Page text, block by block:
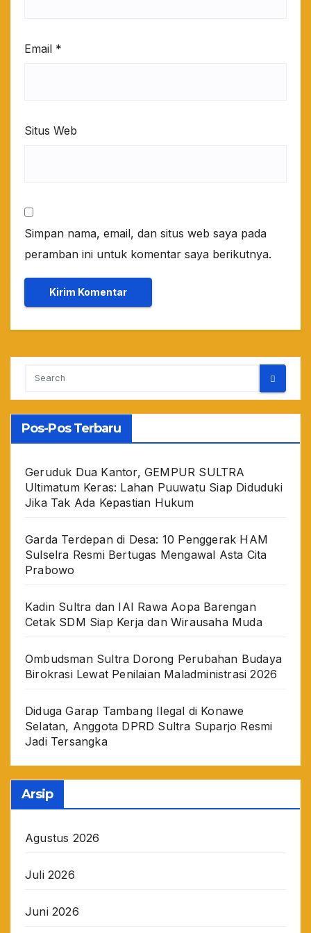
Email *
Situs Web
Simpan nama, email, dan situs web saya pada
peramban ini untuk komentar saya berikutnya.
Pos-Pos Terbaru
Geruduk Dua Kantor, GEMPUR SULTRA
Ultimatum Keras: Lahan Puuwatu Siap Diduduki
Jika Tak Ada Kepastian Hukum
Garda Terdepan di Desa: 10 Penggerak HAM
Sulselra Resmi Bertugas Mengawal Asta Cita
Prabowo
Kadin Sultra dan IAI Rawa Aopa Barengan
Cetak SDM Siap Kerja dan Wirausaha Muda
Ombudsman Sultra Dorong Perubahan Budaya
Birokrasi Lewat Penilaian Maladministrasi 2026
Diduga Garap Tambang Ilegal di Konawe
Selatan, Anggota DPRD Sultra Suparjo Resmi
Jadi Tersangka
Arsip
Agustus 2026
Juli 2026
Juni 2026